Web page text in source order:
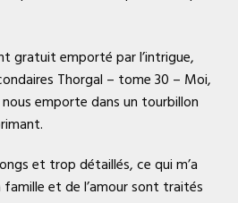
gratuit emporté par l’intrigue,
Thorgal – tome 30 – Moi,
emporte dans un tourbillon
et trop détaillés, ce qui m’a
famille et de l’amour sont traités